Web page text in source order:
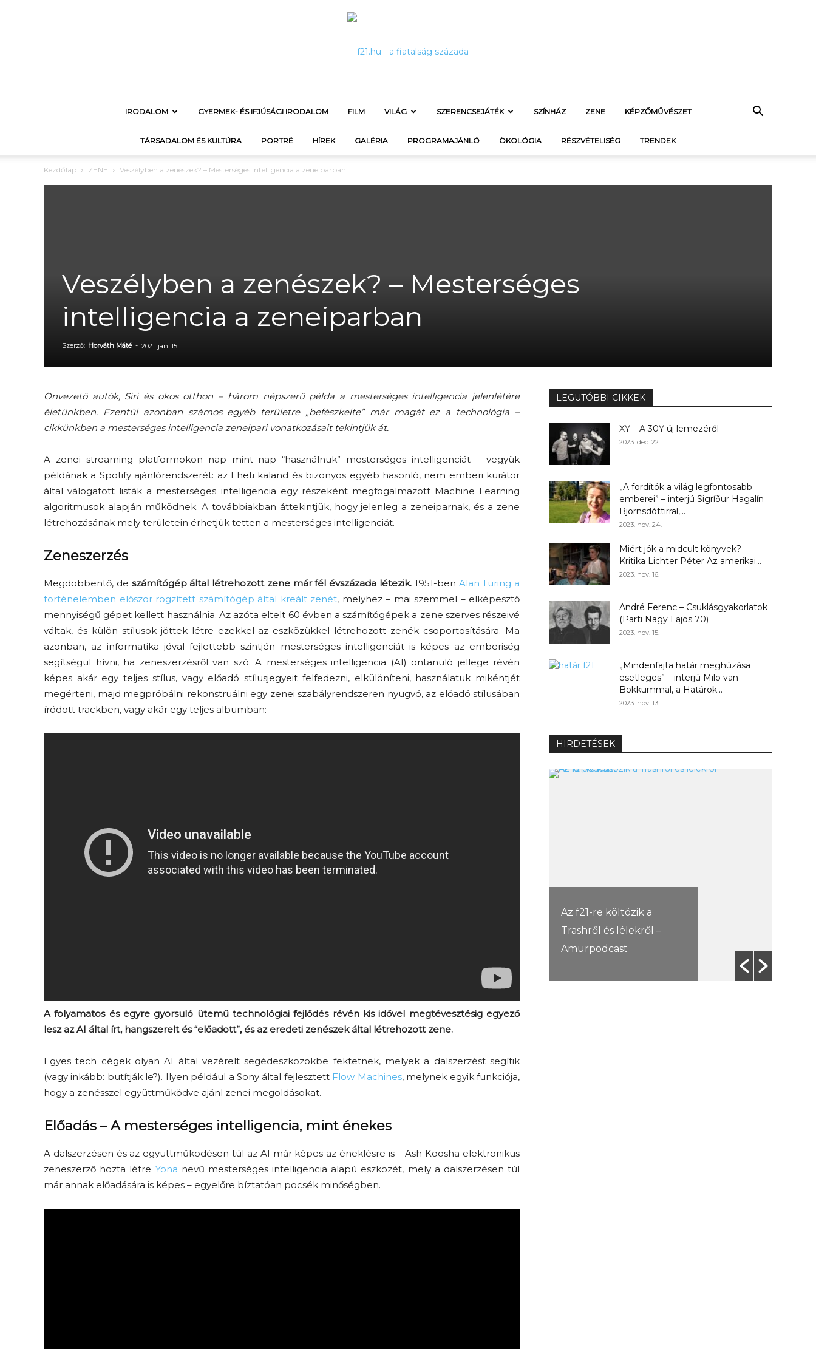
f21.hu
A
IRODALOM GYERMEK- ÉS IFJÚSÁGI IRODALOM FILM VILÁG SZERENCSEJÁTÉK SZÍNHÁZ ZENE KÉPZŐMŰVÉSZET
TÁRSADALOM ÉS KULTÚRA PORTRÉ HÍREK GALÉRIA PROGRAMAJÁNLÓ ÖKOLÓGIA RÉSZVÉTELISÉG TRENDEK
Kezdőlap ZENE Veszélyben a zenészek? – Mesterséges intelligencia a zeneiparban
Veszélyben a zenészek? – Mesterséges
intelligencia a zeneiparban
Szerző: Horváth Máté - 2021. jan. 15.
Önvezető autók, Siri és okos otthon – három népszerű példa a mesterséges intelligencia jelenlétére
életünkben. Ezentúl azonban számos egyéb területre „befészkelte” már magát ez a technológia –
cikkünkben a mesterséges intelligencia zeneipari vonatkozásait tekintjük át.
A zenei streaming platformokon nap mint nap “használnuk” mesterséges intelligenciát – vegyük
példának a Spotify ajánlórendszerét: az Eheti kaland és bizonyos egyéb hasonló, nem emberi kurátor
által válogatott listák a mesterséges intelligencia egy részeként megfogalmazott Machine Learning
algoritmusok alapján működnek. A továbbiakban áttekintjük, hogy jelenleg a zeneiparnak, és a zene
létrehozásának mely területein érhetjük tetten a mesterséges intelligenciát.
Zeneszerzés
Megdöbbentő, de számítógép által létrehozott zene már fél évszázada létezik.1951-ben Alan Turing a
történelemben először rögzített számítógép által kreált zenét, melyhez – mai szemmel – elképesztő
mennyiségű gépet kellett használnia. Az azóta eltelt 60 évben a számítógépek a zene szerves részeivé
váltak, és külön stílusok jöttek létre ezekkel az eszközükkel létrehozott zenék csoportosítására. Ma
azonban, az informatika jóval fejlettebb szintjén mesterséges intelligenciát is képes az emberiség
segítségül hívni, ha zeneszerzésről van szó. A mesterséges intelligencia (AI) öntanuló jellege révén
képes akár egy teljes stílus, vagy előadó stílusjegyeit felfedezni, elkülöníteni, használatuk mikéntjét
megérteni, majd megpróbálni rekonstruálni egy zenei szabályrendszeren nyugvó, az előadó stílusában
íródott trackben, vagy akár egy teljes albumban:
A folyamatos és egyre gyorsuló ütemű technológiai fejlődés révén kis idővel megtévesztésig egyező
lesz az AI által írt, hangszerelt és “előadott”, és az eredeti zenészek által létrehozott zene.
Egyes tech cégek olyan AI által vezérelt segédeszközökbe fektetnek, melyek a dalszerzést segítik
(vagy inkább: butítják le?). Ilyen például a Sony által fejlesztett Flow Machines, melynek egyik funkciója,
hogy a zenésszel együttműködve ajánl zenei megoldásokat.
Előadás – A mesterséges intelligencia, mint énekes
A dalszerzésen és az együttműködésen túl az AI már képes az éneklésre is – Ash Koosha elektronikus
zeneszerző hozta létre Yona nevű mesterséges intelligencia alapú eszközét, mely a dalszerzésen túl
már annak előadására is képes – egyelőre bíztatóan pocsék minőségben.
LEGUTÓBBI CIKKEK
XY – A 30Y új lemezéről
2023. dec. 22.
„A fordítók a világ legfontosabb
emberei” – interjú Sigríður Hagalín
Björnsdóttirral,...
2023. nov. 24.
Miért jók a midcult könyvek? –
Kritika Lichter Péter Az amerikai...
2023. nov. 16.
André Ferenc – Csuklásgyakorlatok
(Parti Nagy Lajos 70)
2023. nov. 15.
„Mindenfajta határ meghúzása
esetleges” – interjú Milo van
Bokkummal, a Határok...
2023. nov. 13.
HIRDETÉSEK
Az f21-re költözik a
Trashről és lélekről –
Amurpodcast